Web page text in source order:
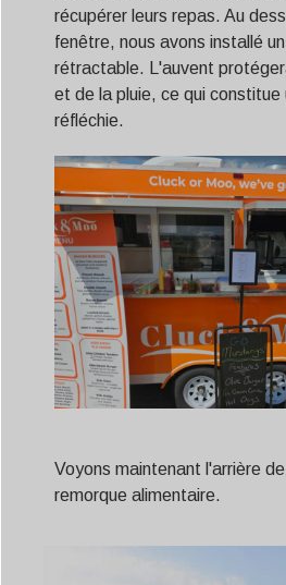
récupérer leurs repas. Au
fenêtre, nous avons installé
rétractable. L'auvent
et de la pluie, ce qui constitue
réfléchie.
Voyons maintenant l'arrière
remorque alimentaire.